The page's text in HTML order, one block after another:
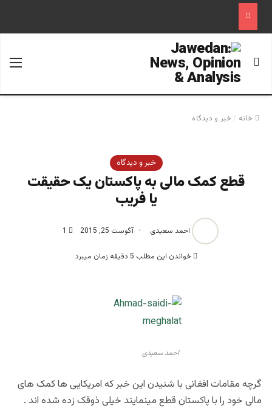
جستجو برای
خانه /خبر و دیدگاه
خبر و دیدگاه
قطع کمک مالی به پاکستان یک حقیقت
یا فریب
احمد سعیدی آگوست 25, 2015 1
خواندن این مطلب 5 دقیقه زمان میبرد
احمد سعیدی
گرچه مقامات افغانی با شنیدن این خبر که امریکایی ها کمک های
مالی خود را با پاکستان قطع مینمایند خیلی ذوقک زده شده اند .